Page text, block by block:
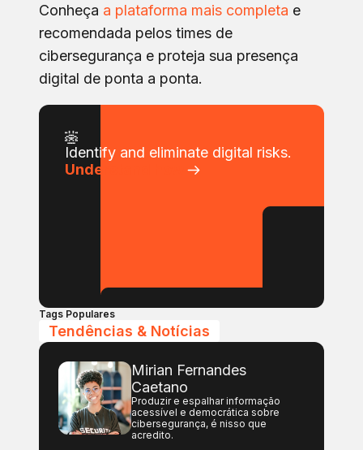
Conheça a plataforma mais completa e
recomendada pelos times de
cibersegurança e proteja sua presença
digital de ponta a ponta.
Identify and eliminate digital risks.
Understand how
Tags Populares
Tendências & Notícias
Mirian Fernandes
Caetano
Produzir e espalhar informação
acessível e democrática sobre
cibersegurança, é nisso que
acredito.